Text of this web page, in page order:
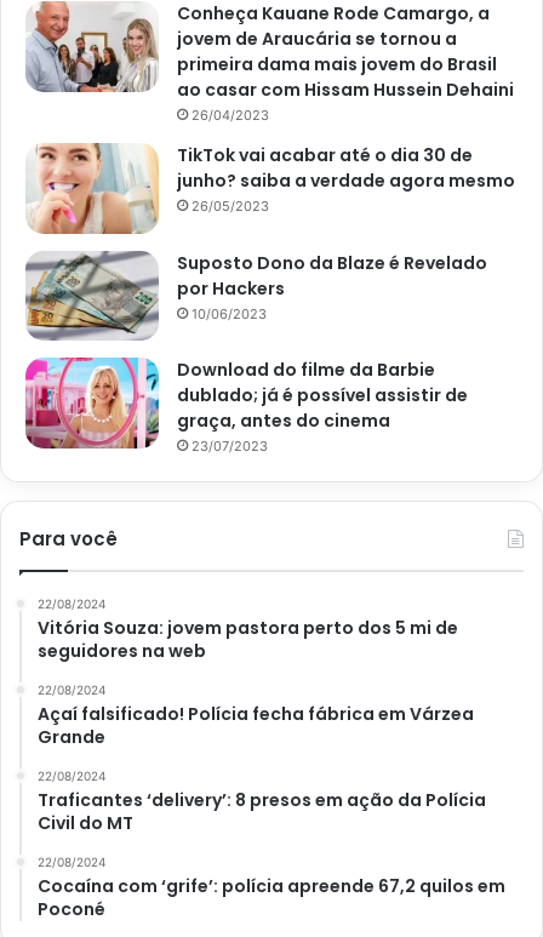
Conheça Kauane Rode Camargo, a
jovem de Araucária se tornou a
primeira dama mais jovem do Brasil
ao casar com Hissam Hussein Dehaini
26/04/2023
TikTok vai acabar até o dia 30 de
junho? saiba a verdade agora mesmo
26/05/2023
Suposto Dono da Blaze é Revelado
por Hackers
10/06/2023
Download do filme da Barbie
dublado; já é possível assistir de
graça, antes do cinema
23/07/2023
Para você
22/08/2024
Vitória Souza: jovem pastora perto dos 5 mi de
seguidores na web
22/08/2024
Açaí falsificado! Polícia fecha fábrica em Várzea
Grande
22/08/2024
Traficantes ‘delivery’: 8 presos em ação da Polícia
Civil do MT
22/08/2024
Cocaína com ‘grife’: polícia apreende 67,2 quilos em
Poconé